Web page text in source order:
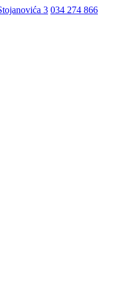
3 034 274 866